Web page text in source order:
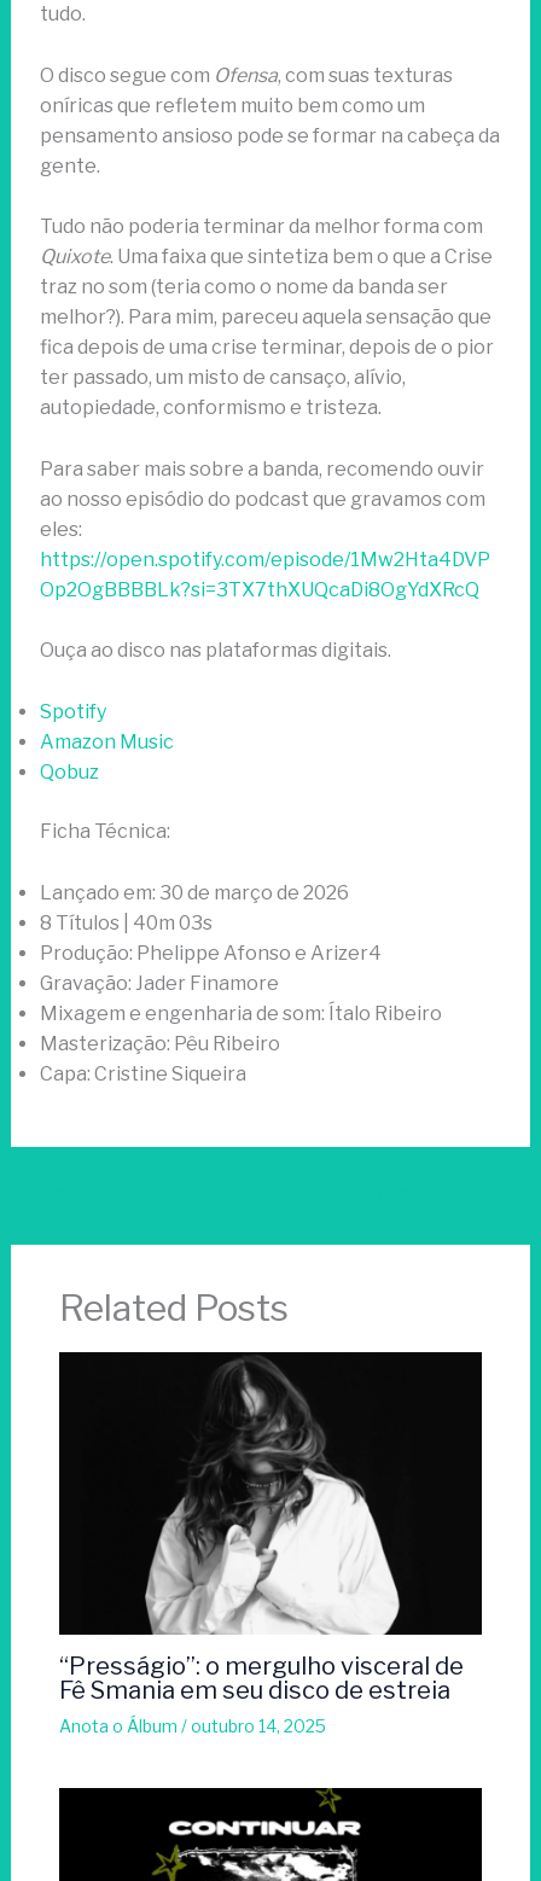
tudo.
O disco segue com Ofensa, com suas texturas
oníricas que refletem muito bem como um
pensamento ansioso pode se formar na cabeça da
gente.
Tudo não poderia terminar da melhor forma com
Quixote. Uma faixa que sintetiza bem o que a Crise
traz no som (teria como o nome da banda ser
melhor?). Para mim, pareceu aquela sensação que
fica depois de uma crise terminar, depois de o pior
ter passado, um misto de cansaço, alívio,
autopiedade, conformismo e tristeza.
Para saber mais sobre a banda, recomendo ouvir
ao nosso episódio do podcast que gravamos com
eles:
https://open.spotify.com/episode/1Mw2Hta4DVP
Op2OgBBBBLk?si=3TX7thXUQcaDi8OgYdXRcQ
Ouça ao disco nas plataformas digitais.
Spotify
Amazon Music
Qobuz
Ficha Técnica:
Lançado em: 30 de março de 2026
8 Títulos | 40m 03s
Produção: Phelippe Afonso e Arizer4
Gravação: Jader Finamore
Mixagem e engenharia de som: Ítalo Ribeiro
Masterização: Pêu Ribeiro
Capa: Cristine Siqueira
Related Posts
“Presságio”: o mergulho visceral de
Fê Smania em seu disco de estreia
Anota o Álbum /outubro 14, 2025